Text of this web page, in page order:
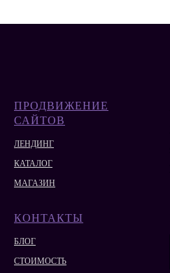
ПРОДВИЖЕНИЕ
САЙТОВ
ЛЕНДИНГ
КАТАЛОГ
МАГАЗИН
КОНТАКТЫ
БЛОГ
СТОИМОСТЬ